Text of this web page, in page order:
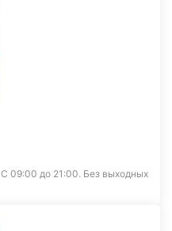
С 09:00 до 21:00. Без выходных